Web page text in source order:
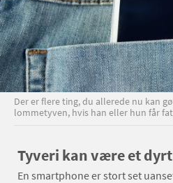
Der er flere ting, du allerede nu kan
lommetyven, hvis han eller hun får
Tyveri kan være et
En smartphone er stort set